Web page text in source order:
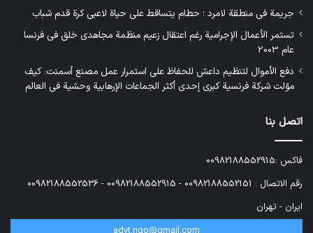
جريمة في منطقة لامرد ؛ حطام يتساقط على حياة لاعبي كرة قدم شباب
تستمر الأعمال الإجرامية رغم اعتقال زعيم منظمة مجاهدي خلق في فرنسا
عام 2003
دفع الأموال لتنظيم داعش للحفاظ على استمرار عمل مصنع أسمنت: كيف
موّلت شركة فرنسية كبرى إحدى أكثر الجماعات الإرهابية وحشية في العالم
اتصل بنا
فاكس :00982188552915
رقم الاتصال : 00982188552151 - 00982188552915 - 00982188552536
ایران - تهران